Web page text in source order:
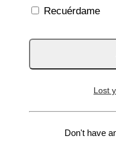
Estas son las
tiene
Recuérdame
Lost
Don't have